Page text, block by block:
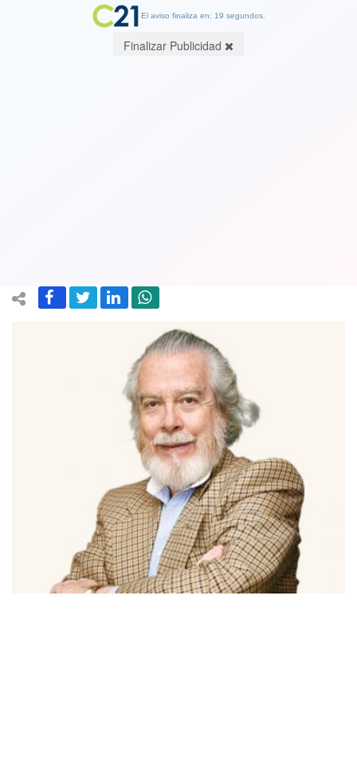
El aviso finaliza en: 19 segundos.
Finalizar Publicidad